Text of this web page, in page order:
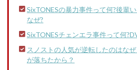
SixTONESの暴力事件って何?後輩
なぜ?
SixTONESチェンエラ事件って何
スノストの人気が逆転したのはな
が落ちたから？